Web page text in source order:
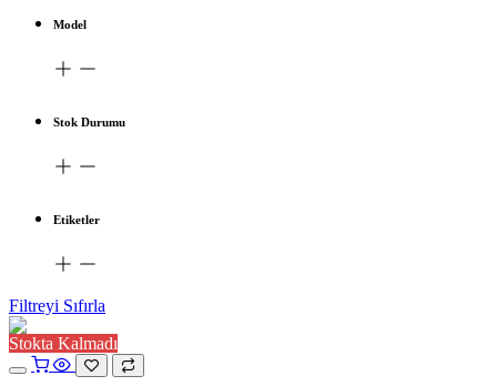
Model
Stok Durumu
Etiketler
Filtreyi Sıfırla
Stokta Kalmadı